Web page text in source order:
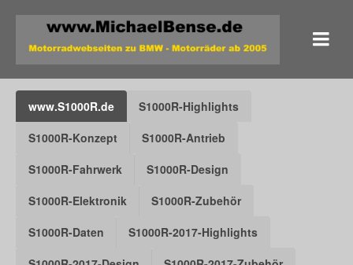
www.S1000R.de
S1000R-Highlights
S1000R-Konzept
S1000R-Antrieb
S1000R-Fahrwerk
S1000R-Design
S1000R-Elektronik
S1000R-Zubehör
S1000R-Daten
S1000R-2017-Highlights